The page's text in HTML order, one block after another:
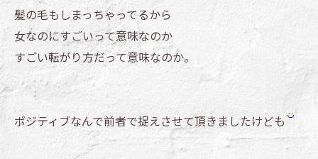
髪の毛もしまっちゃってるから
女なのにすごいって意味なのか
すごい転がり方だって意味なのか。
ポジティブなんで前者で捉えさせて頂きましたけども